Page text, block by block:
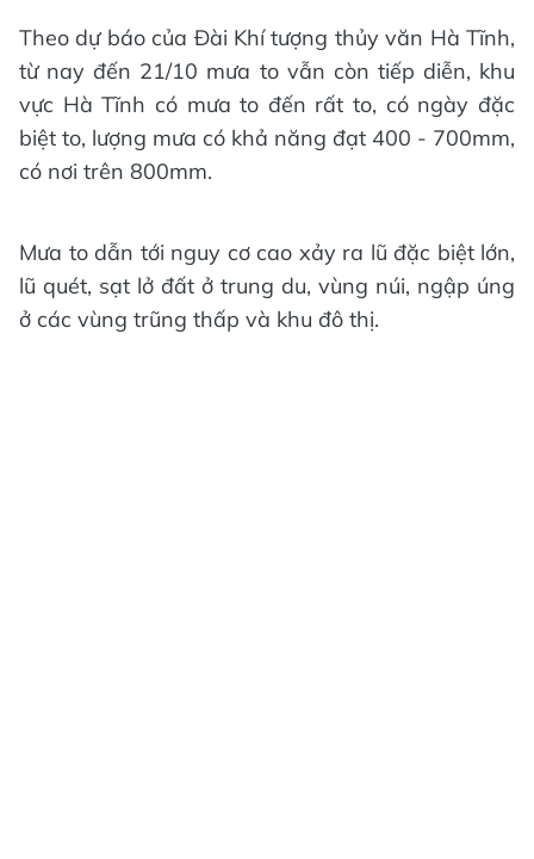
Theo dự báo của Đài Khí tượng thủy văn Hà Tĩnh,
từ nay đến 21/10 mưa to vẫn còn tiếp diễn, khu
vực Hà Tĩnh có mưa to đến rất to, có ngày đặc
biệt to, lượng mưa có khả năng đạt 400 - 700mm,
có nơi trên 800mm.
Mưa to dẫn tới nguy cơ cao xảy ra lũ đặc biệt lớn,
lũ quét, sạt lở đất ở trung du, vùng núi, ngập úng
ở các vùng trũng thấp và khu đô thị.